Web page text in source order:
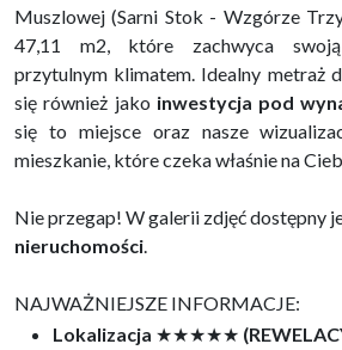
Muszlowej (Sarni Stok - Wzgórze
47,11 m2, które zachwyca
przytulnym klimatem. Idealny metraż
się również jako inwestycja pod
się to miejsce oraz nasze
mieszkanie, które czeka właśnie na
Nie przegap! W galerii zdjęć dostępny
nieruchomości
NAJWAŻNIEJSZE INFORMACJE:
Lokalizacja ★★★★★